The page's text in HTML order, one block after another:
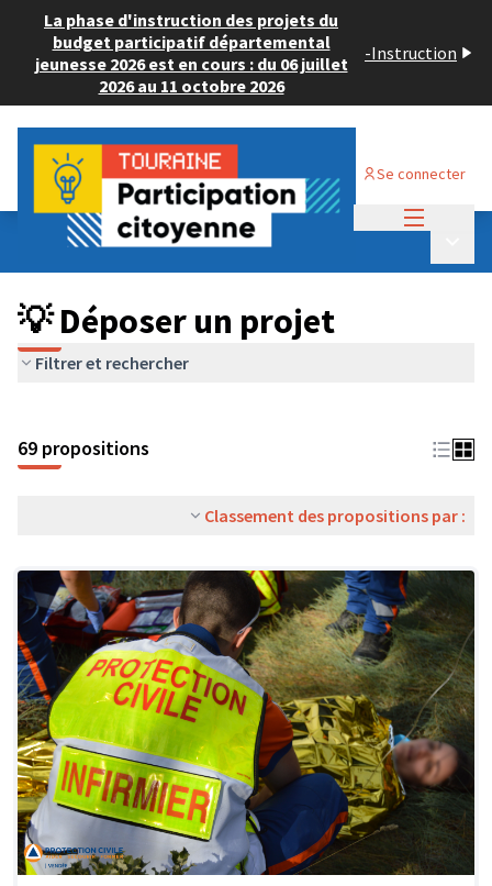
La phase d'instruction des projets du
budget participatif départemental
jeunesse 2026 est en cours : du 06 juillet
2026 au 11 octobre 2026
-Instruction
Se connecter
Budget Participatif ADULTE 2024
💡 Déposer un projet
💡 Déposer un projet
Filtrer et rechercher
69 propositions
Classement des propositions par :